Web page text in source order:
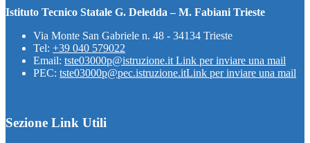
Istituto Tecnico Statale G. Deledda – M. Fabiani Trieste
Via Monte San Gabriele n. 48 - 34134 Trieste
Tel: +39 040 579022
Email: tste03000p@istruzione.it Link per inviare una mail
PEC: tste03000p@pec.istruzione.itLink per inviare una mail
Sezione Link Utili